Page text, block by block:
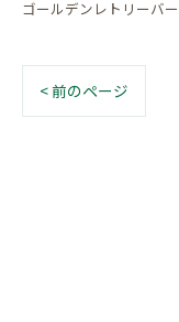
ゴールデンレトリーバー
< 前のページ